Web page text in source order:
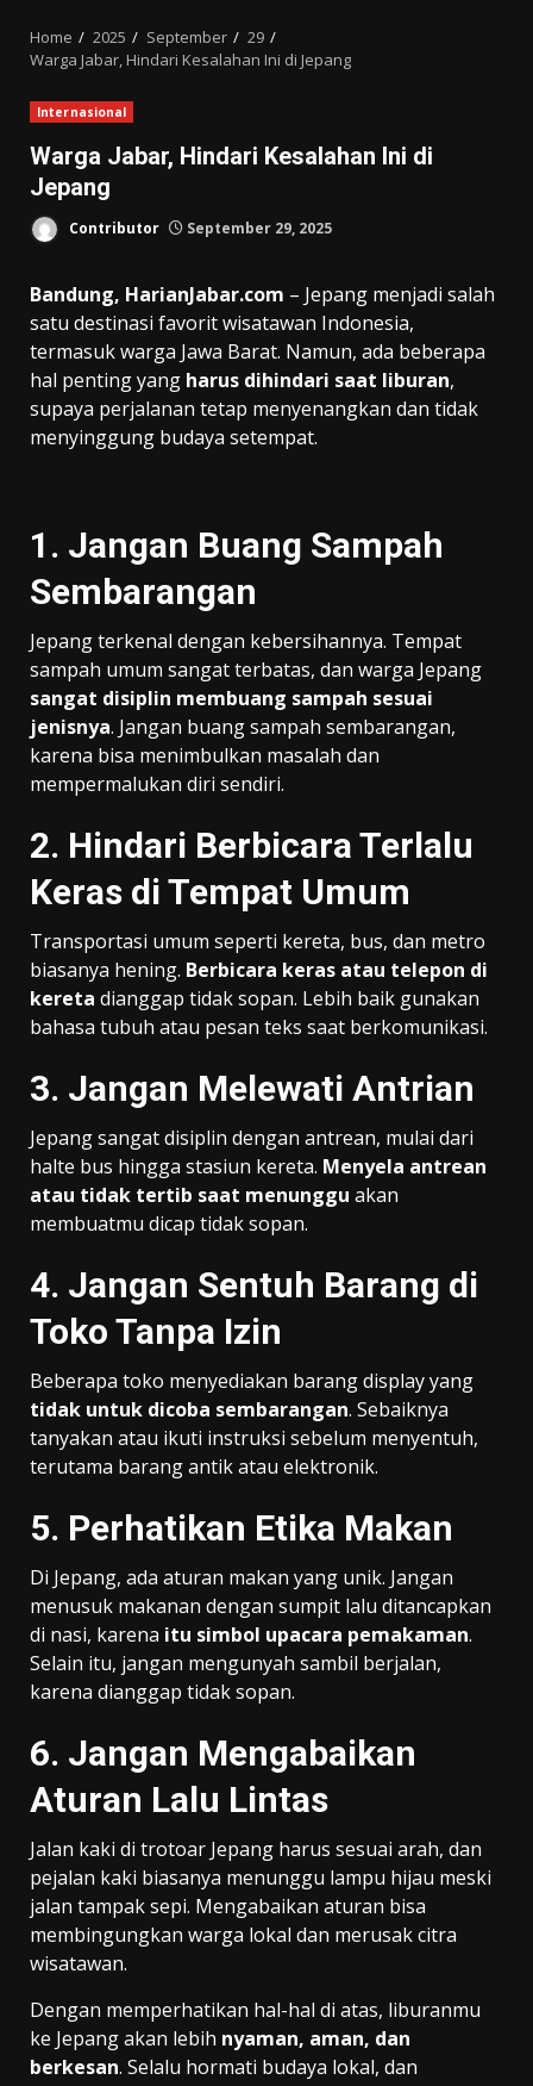
Home 2025 September
29
Warga Jabar, Hindari Kesalahan Ini di Jepang
Internasional
Warga Jabar, Hindari Kesalahan Ini di
Jepang
Contributor September 29, 2025
Bandung, HarianJabar.com – Jepang menjadi salah
satu destinasi favorit wisatawan Indonesia,
termasuk warga Jawa Barat. Namun, ada beberapa
hal penting yang harus dihindari saat liburan,
supaya perjalanan tetap menyenangkan dan tidak
menyinggung budaya setempat.
1. Jangan Buang Sampah
Sembarangan
Jepang terkenal dengan kebersihannya. Tempat
sampah umum sangat terbatas, dan warga Jepang
sangat disiplin membuang sampah sesuai
jenisnya. Jangan buang sampah sembarangan,
karena bisa menimbulkan masalah dan
mempermalukan diri sendiri.
2. Hindari Berbicara Terlalu
Keras di Tempat Umum
Transportasi umum seperti kereta, bus, dan metro
biasanya hening. Berbicara keras atau telepon di
kereta dianggap tidak sopan. Lebih baik gunakan
bahasa tubuh atau pesan teks saat berkomunikasi.
3. Jangan Melewati Antrian
Jepang sangat disiplin dengan antrean, mulai dari
halte bus hingga stasiun kereta. Menyela antrean
atau tidak tertib saat menunggu akan
membuatmu dicap tidak sopan.
4. Jangan Sentuh Barang di
Toko Tanpa Izin
Beberapa toko menyediakan barang display yang
tidak untuk dicoba sembarangan. Sebaiknya
tanyakan atau ikuti instruksi sebelum menyentuh,
terutama barang antik atau elektronik.
5. Perhatikan Etika Makan
Di Jepang, ada aturan makan yang unik. Jangan
menusuk makanan dengan sumpit lalu ditancapkan
di nasi, karena itu simbol upacara pemakaman.
Selain itu, jangan mengunyah sambil berjalan,
karena dianggap tidak sopan.
6. Jangan Mengabaikan
Aturan Lalu Lintas
Jalan kaki di trotoar Jepang harus sesuai arah, dan
pejalan kaki biasanya menunggu lampu hijau meski
jalan tampak sepi. Mengabaikan aturan bisa
membingungkan warga lokal dan merusak citra
wisatawan.
Dengan memperhatikan hal-hal di atas, liburanmu
ke Jepang akan lebih nyaman, aman, dan
berkesan. Selalu hormati budaya lokal, dan